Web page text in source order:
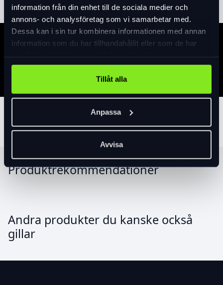
information från din enhet till de sociala medier och
annons- och analysföretag som vi samarbetar med.
Dessa kan i sin tur kombinera informationen med annan
information som du har tillhandahållit eller som de har
Tillåt alla
Anpassa
Avvisa
Specifikation
Produktrekommendationer
Andra produkter du kanske också
gillar